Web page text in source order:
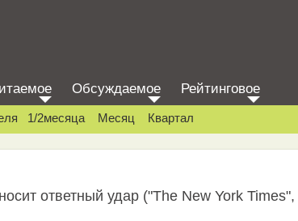
Обсуждаемое Рейтинговое
1/2месяца Месяц Квартал
ответный удар ("The New York Times",